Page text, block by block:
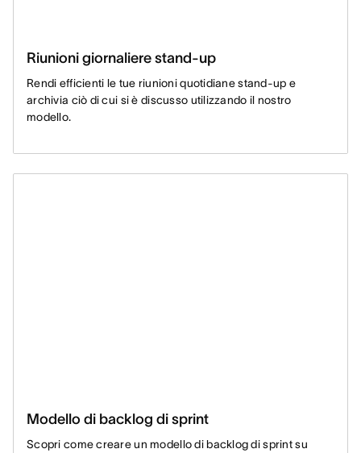
Riunioni giornaliere stand-up
Rendi efficienti le tue riunioni quotidiane stand-up e
archivia ciò di cui si è discusso utilizzando il nostro
modello.
Modello di backlog di sprint
Scopri come creare un modello di backlog di sprint su